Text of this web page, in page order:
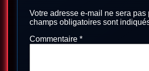
Votre adresse e-mail ne sera pas
champs obligatoires sont
Commentaire *